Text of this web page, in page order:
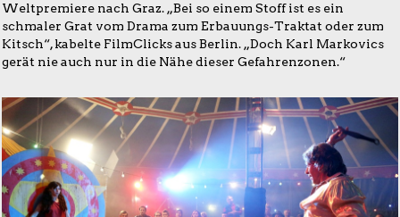
Weltpremiere nach Graz. „Bei so einem Stoff ist es ein
schmaler Grat vom Drama zum Erbauungs-Traktat oder zum
Kitsch“, kabelte FilmClicks aus Berlin. „Doch Karl Markovics
gerät nie auch nur in die Nähe dieser Gefahrenzonen.“